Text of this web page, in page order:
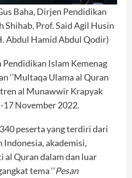
Baha, Dirjen Pendidikan
Shihab, Prof. Said Agil Husin
Abdul Hamid Abdul Qodir)
Islam Kemenag
‘’Multaqa Ulama al Quran
al Munawwir Krapyak
17 November 2022.
peserta yang terdiri dari
Indonesia, akademisi,
al Quran dalam dan luar
tema ‘’Pesan